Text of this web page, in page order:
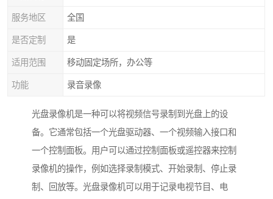
服务地区 全国
是否定制 是
适用范围 移动固定场所，办公等
功能 录音录像
光盘录像机是一种可以将视频信号录制到光盘上的设
备。它通常包括一个光盘驱动器、一个视频输入接口和
一个控制面板。用户可以通过控制面板或遥控器来控制
录像机的操作，例如选择录制模式、开始录制、停止录
制、回放等。光盘录像机可以用于记录电视节目、电